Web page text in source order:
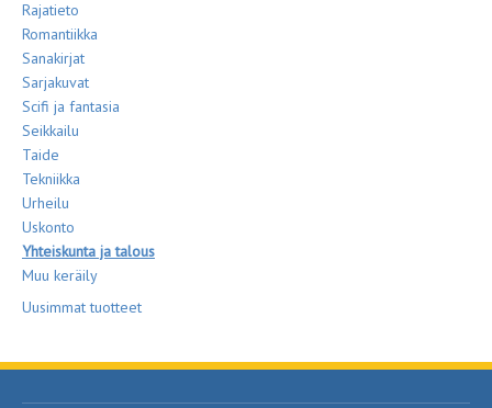
Rajatieto
Romantiikka
Sanakirjat
Sarjakuvat
Scifi ja fantasia
Seikkailu
Taide
Tekniikka
Urheilu
Uskonto
Yhteiskunta ja talous
Muu keräily
Uusimmat tuotteet